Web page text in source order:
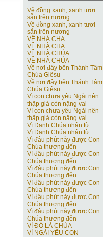
Về đồng xanh, xanh tươi
sẵn trên nương
Về đồng xanh, xanh tươi
sẵn trên nương
VỀ NHÀ CHA
VỀ NHÀ CHA
VỀ NHÀ CHÚA
VỀ NHÀ CHÚA
Về nơi đây bên Thánh Tâm
Chúa Giêsu
Về nơi đây bên Thánh Tâm
Chúa Giêsu
Vì con chưa yêu Ngài nên
thập giá còn nặng vai
Vì con chưa yêu Ngài nên
thập giá còn nặng vai
Vì Danh Chúa nhân từ
Vì Danh Chúa nhân từ
Vì đâu phút này được Con
Chúa thương đến
Vì đâu phút này được Con
Chúa thương đến
Vì đâu phút này được Con
Chúa thương đến
Vì đâu phút này được Con
Chúa thương đến
Vì đâu phút này được Con
Chúa thương đến
Vì đâu phút này được Con
Chúa thương đến
VÌ ĐÓ LÀ CHÚA
VÌ NGÀI YÊU CON